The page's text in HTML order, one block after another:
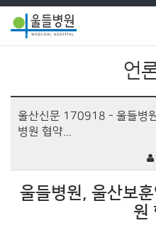
병
원
언
울산신문 170918 - 울들병
병원 협약...
울들병원, 울산보
원